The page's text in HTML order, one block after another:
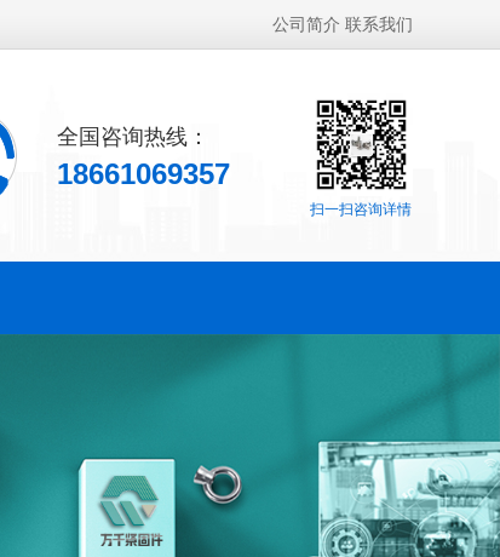
公司简介 联系我们
扫一扫咨询详情
全国咨询热线：
18661069357